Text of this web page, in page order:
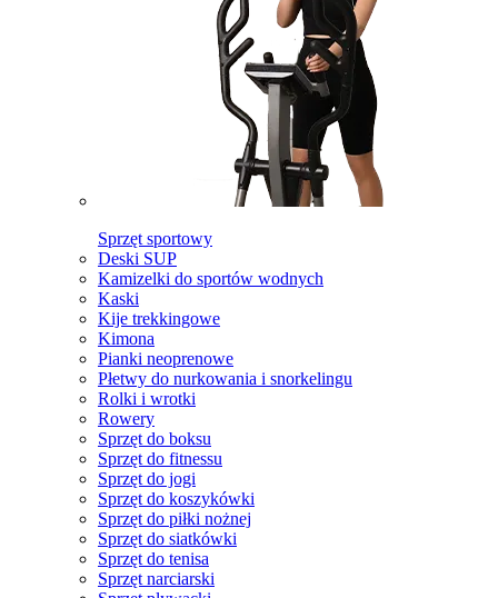
Sprzęt sportowy
Deski SUP
Kamizelki do sportów wodnych
Kaski
Kije trekkingowe
Kimona
Pianki neoprenowe
Płetwy do nurkowania i snorkelingu
Rolki i wrotki
Rowery
Sprzęt do boksu
Sprzęt do fitnessu
Sprzęt do jogi
Sprzęt do koszykówki
Sprzęt do piłki nożnej
Sprzęt do siatkówki
Sprzęt do tenisa
Sprzęt narciarski